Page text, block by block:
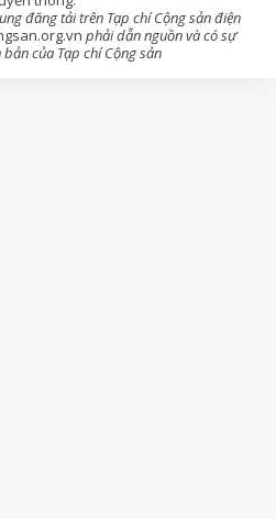
đăng tải trên Tạp chí Cộng sản điện
phải dẫn nguồn và có sự
của Tạp chí Cộng sản